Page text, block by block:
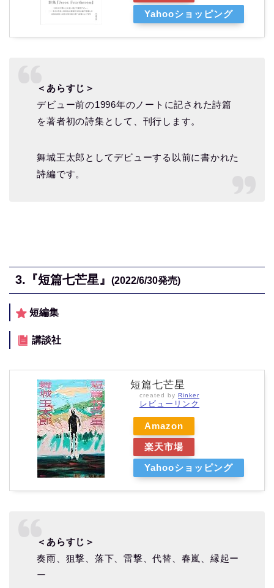
Yahooショッピング
＜あらすじ＞
デビュー前の1996年のノートに記された詩篇
を著者初の詩集として、刊行します。
舞城王太郎としてデビューする以前に書かれた
詩編です。
3. 『短篇七芒星』 (2022/6/30発売)
短編集
講談社
短篇七芒星
created by Rinker
レビューリンク
Amazon
楽天市場
Yahooショッピング
＜あらすじ＞
奏雨、狙撃、落下、雷撃、代替、春嵐、縁起ー
ー